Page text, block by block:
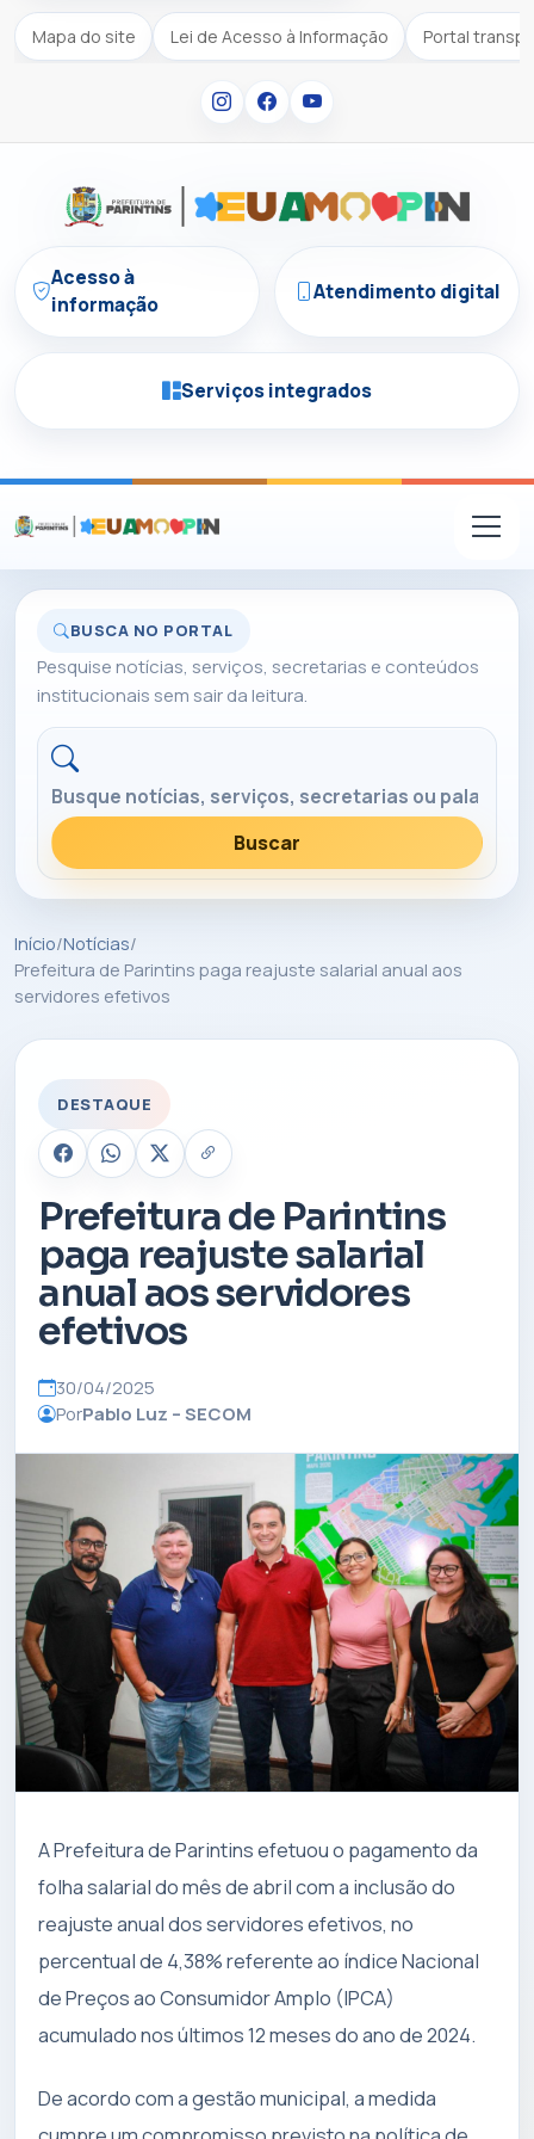
Mapa do site Lei de Acesso à Informação Portal
Acesso à
informação
Atendimento digital
Serviços integrados
BUSCA NO PORTAL
Pesquise notícias, serviços, secretarias e conteúdos
institucionais sem sair da leitura.
Buscar no portal
Buscar
Início/Notícias/
Prefeitura de Parintins paga reajuste salarial anual aos
servidores efetivos
DESTAQUE
Prefeitura de Parintins
paga reajuste salarial
anual aos servidores
efetivos
30/04/2025
PorPablo Luz – SECOM
A Prefeitura de Parintins efetuou o pagamento da
folha salarial do mês de abril com a inclusão do
reajuste anual dos servidores efetivos, no
percentual de 4,38% referente ao índice Nacional
de Preços ao Consumidor Amplo (IPCA)
acumulado nos últimos 12 meses do ano de 2024.
De acordo com a gestão municipal, a medida